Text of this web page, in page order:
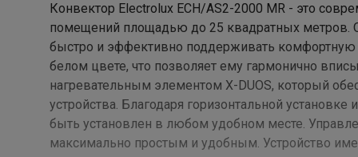
Конвектор Electrolux ECH/AS2-2000 MR - это
помещений площадью до 25 квадратных метров.
быстро и эффективно поддерживать
белом цвете, что позволяет ему гармонично
нагревательным элементом X-DUOS, который
устройства. Благодаря горизонтальной
быть установлен в любом удобном месте.
максимально простым и удобным. Устройство